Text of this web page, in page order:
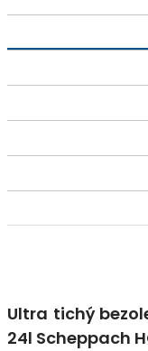
Ultra tichý
24l Scheppach